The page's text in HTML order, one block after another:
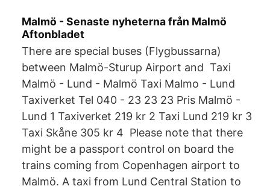
Malmö - Senaste nyheterna från Malmö
Aftonbladet
There are special buses (Flygbussarna)
between Malmö-Sturup Airport and Taxi
Malmö - Lund - Malmö Taxi Malmo - Lund
Taxiverket Tel 040 - 23 23 23 Pris Malmö -
Lund 1 Taxiverket 219 kr 2 Taxi Lund 219 kr 3
Taxi Skåne 305 kr 4 Please note that there
might be a passport control on board the
trains coming from Copenhagen airport to
Malmö. A taxi from Lund Central Station to